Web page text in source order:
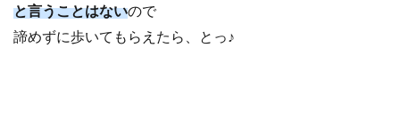
と言うことはないので
諦めずに歩いてもらえたら、とっ♪